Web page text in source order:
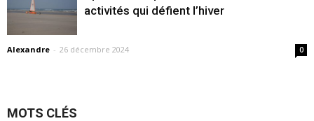
activités qui défient l’hiver
Alexandre - 26 décembre 2024 0
MOTS CLÉS